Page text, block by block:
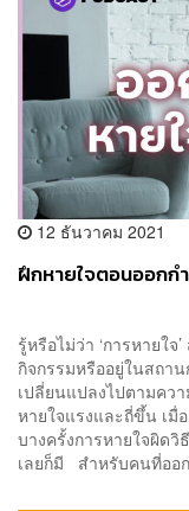
12 ธันวาคม 2021
ฝึกหายใจตอนออกก
รู้หรือไม่ว่า ‘การหายใจ
กิจกรรมหรืออยู่ในสถา
เปลี่ยนแปลงไปตามคว
หายใจแรงและถี่ขึ้น เมื่
บางครั้งการหายใจผิด
เลยก็มี สำหรับคนที่ออ